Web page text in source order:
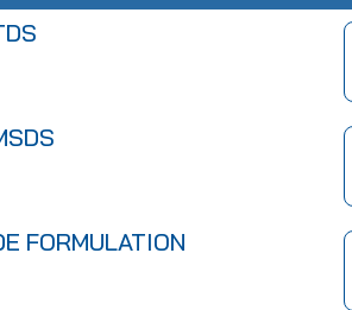
FORMULATION